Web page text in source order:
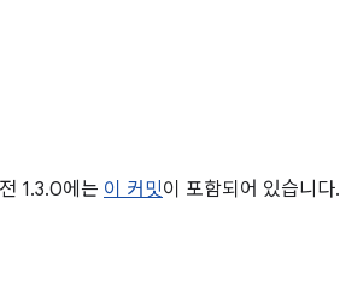
1.3.0에는 이 커밋이 포함되어 있습니다.